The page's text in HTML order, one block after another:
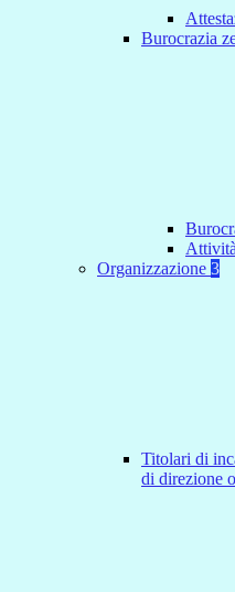
Burocrazia
Organizzazione 3
Titolari di
di direzione